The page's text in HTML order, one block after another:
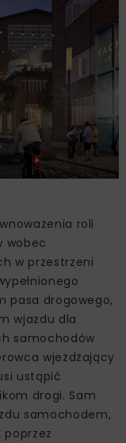
roli
wobec
w przestrzeni
pasa drogowego,
wjazdu dla
samochodów
wjeżdżający
ustąpić
drogi. Sam
samochodem,
poprzez